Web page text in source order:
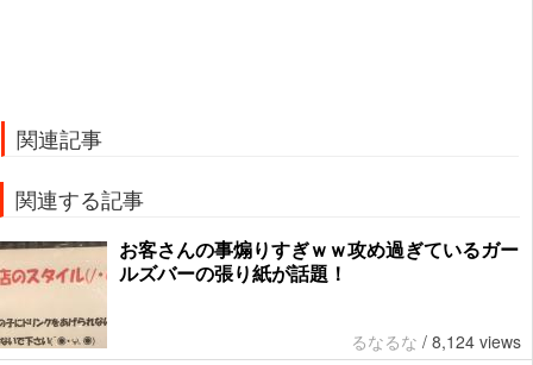
関連記事
関連する記事
お客さんの事煽りすぎｗｗ攻め過ぎているガー
ルズバーの張り紙が話題！
るなるな / 8,124 views